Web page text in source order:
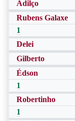
Adilço
Rubens Galaxe
1
Delei
Gilberto
Édson
1
Robertinho
1